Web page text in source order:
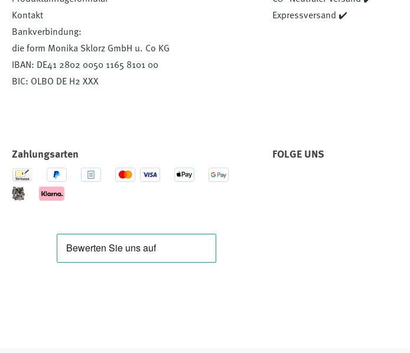
Kontakt
Bankverbindung:
die form Monika Sklorz GmbH u. Co KG
IBAN: DE41 2802 0050 1165 8101 00
BIC: OLBO DE H2 XXX
Expressversand ✔️
Zahlungsarten FOLGE UNS